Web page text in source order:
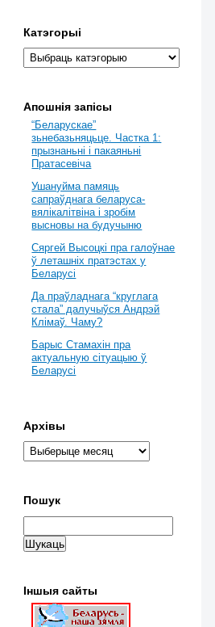
Катэгорыі
Апошнія запісы
“Беларускае”
зьнебазьняцьце. Частка 1:
прызнаньні і пакаяньні
Пратасевіча
Ушануйма памяць
сапраўднага беларуса-
вялікалітвіна і зробім
высновы на будучыню
Сяргей Высоцкі пра галоўнае
ў леташніх пратэстах у
Беларусі
Да праўладнага “круглага
стала” далучыўся Андрэй
Клімаў. Чаму?
Барыс Стамахін пра
актуальную сітуацыю ў
Беларусі
Архівы
Пошук
Іншыя сайты